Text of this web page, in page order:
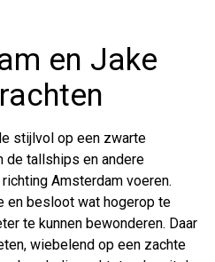
en Jake
stijlvol op een zwarte
de tallships en andere
Amsterdam voeren.
en besloot wat hogerop te
te kunnen bewonderen. Daar
wiebelend op een zachte